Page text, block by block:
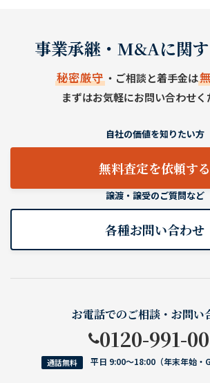
事業承継・M&Aに関
秘密厳守・ご相談と着手金は
まずはお気軽にお問い合わせく
自社の価値を知りたい方
無料査定を依頼する
譲渡・譲受のご質問など
各種お問い合わせ
お電話でのご相談・お問い
0120-991-
通話無料 平日 9:00〜18:00（年末年始・